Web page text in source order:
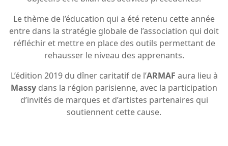
Le thème de l’éducation qui a été retenu cette année
entre dans la stratégie globale de l’association qui doit
réfléchir et mettre en place des outils permettant de
rehausser le niveau des apprenants.
L’édition 2019 du dîner caritatif de l’ARMAF aura lieu à
Massy dans la région parisienne, avec la participation
d’invités de marques et d’artistes partenaires qui
soutiennent cette cause.